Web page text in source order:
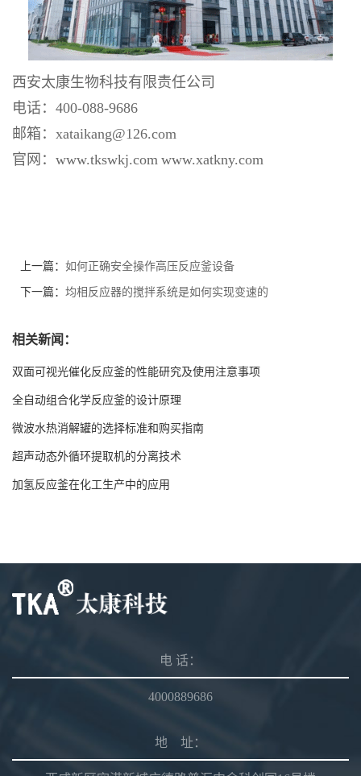
西安太康生物科技有限责任公司
电话： 400-088-9686
邮箱： xataikang@126.com
官网： www.tkswkj.com www.xatkny.com
上一篇： 如何正确安全操作高压反应釜设备
下一篇： 均相反应器的搅拌系统是如何实现变速的
相关新闻：
双面可视光催化反应釜的性能研究及使用注意事项
全自动组合化学反应釜的设计原理
微波水热消解罐的选择标准和购买指南
超声动态外循环提取机的分离技术
加氢反应釜在化工生产中的应用
电 话：
4000889686
地 址：